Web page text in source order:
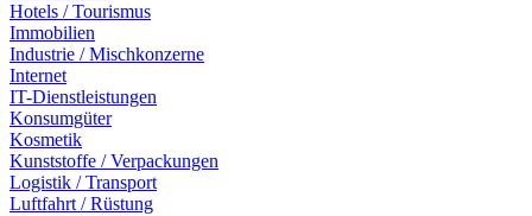
Hotels / Tourismus
Immobilien
Industrie / Mischkonzerne
Internet
IT-Dienstleistungen
Konsumgüter
Kosmetik
Kunststoffe / Verpackungen
Logistik / Transport
Luftfahrt / Rüstung